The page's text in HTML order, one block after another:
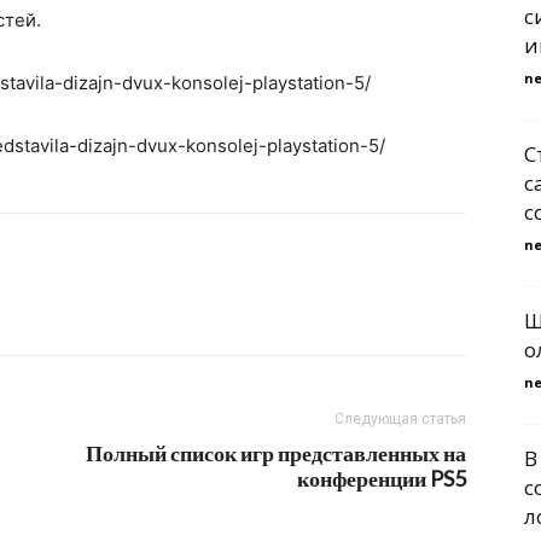
dizajn-dvux-konsolej-playstation-5/
dizajn-dvux-konsolej-playstation-5/
Следующая статья
Полный список игр представленных на
конференции PS5